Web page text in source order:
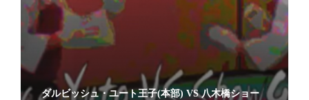
ダルビッシュ・ユート王子(本部) VS 八木橋ショー